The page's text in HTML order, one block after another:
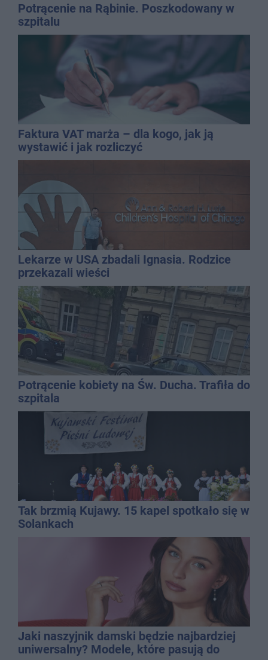
Potrącenie na Rąbinie. Poszkodowany w
szpitalu
Faktura VAT marża – dla kogo, jak ją
wystawić i jak rozliczyć
Lekarze w USA zbadali Ignasia. Rodzice
przekazali wieści
Potrącenie kobiety na Św. Ducha. Trafiła do
szpitala
Tak brzmią Kujawy. 15 kapel spotkało się w
Solankach
Jaki naszyjnik damski będzie najbardziej
uniwersalny? Modele, które pasują do